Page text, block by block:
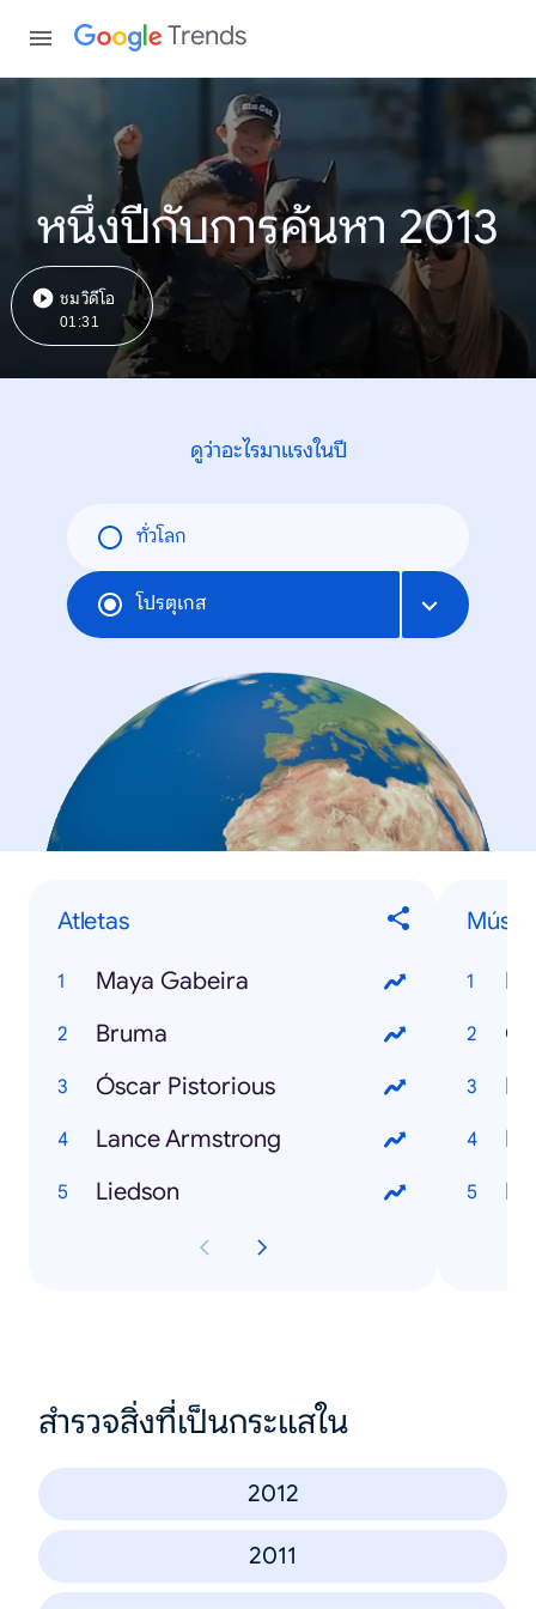
Trends
หนึ่งปีกับการค้นหา 2013
ชมวิดีโอ
01:31
ดูว่าอะไรมาแรงในปี
ทั่วโลก
โปรตุเกส
Atletas
Maya Gabeira
Bruma
Óscar Pistorious
Lance Armstrong
Liedson
I
สำรวจสิ่งที่เป็นกระแสใน
2012
2011